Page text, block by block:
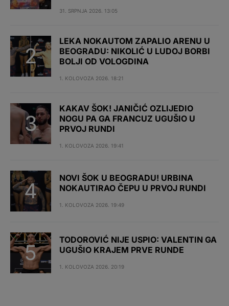
31. SRPNJA 2026. 13:05
LEKA NOKAUTOM ZAPALIO ARENU U
BEOGRADU: NIKOLIĆ U LUDOJ BORBI
BOLJI OD VOLOGDINA
1. KOLOVOZA 2026. 18:21
KAKAV ŠOK! JANIČIĆ OZLIJEDIO
NOGU PA GA FRANCUZ UGUŠIO U
PRVOJ RUNDI
1. KOLOVOZA 2026. 19:41
NOVI ŠOK U BEOGRADU! URBINA
NOKAUTIRAO ČEPU U PRVOJ RUNDI
1. KOLOVOZA 2026. 19:49
TODOROVIĆ NIJE USPIO: VALENTIN GA
UGUŠIO KRAJEM PRVE RUNDE
1. KOLOVOZA 2026. 20:19